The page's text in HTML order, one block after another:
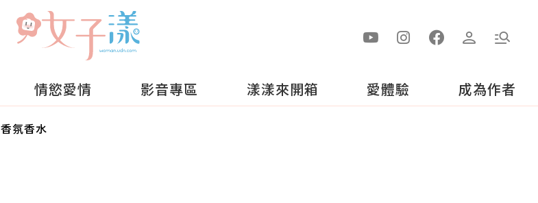
情慾愛情 影音專區 漾漾來開箱 愛體驗 成為作者
香氛香水